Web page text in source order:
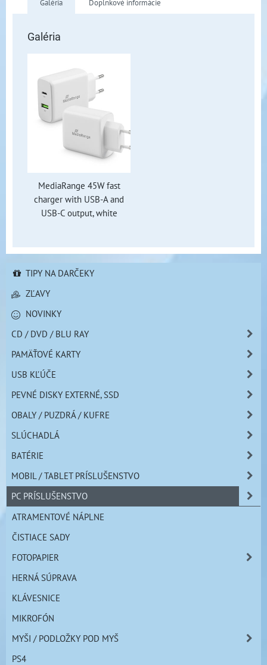
Galéria Doplnkové informácie
Galéria
MediaRange 45W fast
charger with USB-A and
USB-C output, white
TIPY NA DARČEKY
ZĽAVY
NOVINKY
CD / DVD / BLU RAY
PAMÄŤOVÉ KARTY
USB KĽÚČE
PEVNÉ DISKY EXTERNÉ, SSD
OBALY / PUZDRÁ / KUFRE
SLÚCHADLÁ
BATÉRIE
MOBIL / TABLET PRÍSLUŠENSTVO
PC PRÍSLUŠENSTVO
ATRAMENTOVÉ NÁPLNE
ČISTIACE SADY
FOTOPAPIER
HERNÁ SÚPRAVA
KLÁVESNICE
MIKROFÓN
MYŠI / PODLOŽKY POD MYŠ
PS4